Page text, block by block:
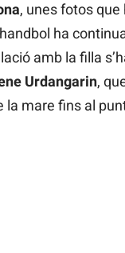
, unes fotos
ha
amb la filla
Urdangarin,
la mare fins al